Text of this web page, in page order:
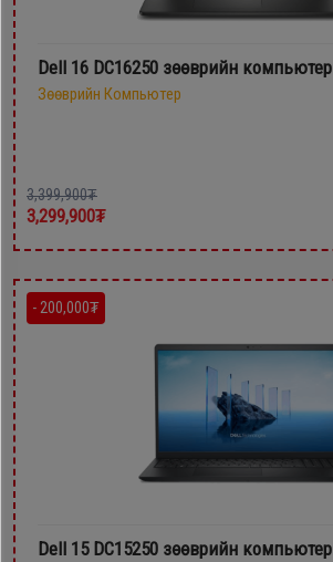
Dell 16 DC16250 зөөврийн компьютер
Зөөврийн Компьютер
3,399,900₮
3,299,900₮
- 200,000₮
Dell 15 DC15250 зөөврийн компьютер